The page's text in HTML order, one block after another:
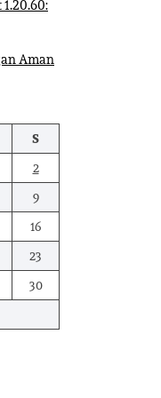
Aman
S
2
9
16
23
30